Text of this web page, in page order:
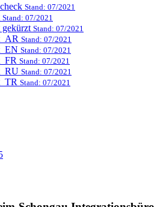
Stand: 07/2021
Stand: 07/2021
gekürzt Stand: 07/2021
Stand: 07/2021
Stand: 07/2021
Stand: 07/2021
Stand: 07/2021
Stand: 07/2021